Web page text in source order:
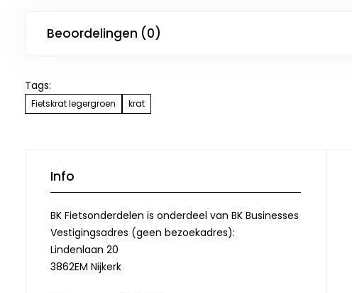
Beoordelingen (0)
Tags:
Fietskrat legergroen krat
Info
BK Fietsonderdelen is onderdeel van BK Businesses
Vestigingsadres (geen bezoekadres):
Lindenlaan 20
3862EM Nijkerk